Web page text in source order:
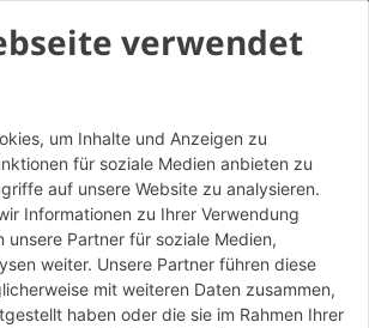
verwendet
um Inhalte und Anzeigen zu
für soziale Medien anbieten zu
auf unsere Website zu analysieren.
Informationen zu Ihrer Verwendung
unsere Partner für soziale Medien,
weiter. Unsere Partner führen diese
mit weiteren Daten zusammen,
haben oder die sie im Rahmen Ihrer